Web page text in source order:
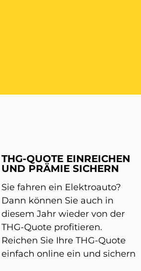
THG-QUOTE EINREICHEN
UND PRÄMIE SICHERN
Sie fahren ein Elektroauto?
Dann können Sie auch in
diesem Jahr wieder von der
THG-Quote profitieren.
Reichen Sie Ihre THG-Quote
einfach online ein und sichern